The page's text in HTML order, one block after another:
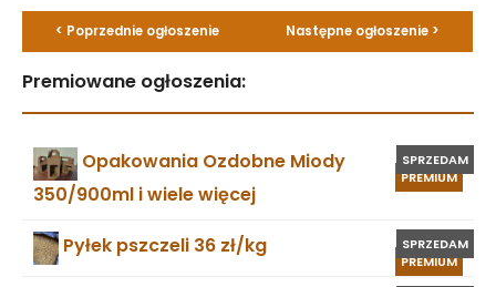
< Poprzednie ogłoszenie Następne ogłoszenie >
Premiowane ogłoszenia:
PREMIUM
SPRZEDAM
Opakowania Ozdobne Miody
350/900ml i wiele więcej
PREMIUM
SPRZEDAM
Pyłek pszczeli 36 zł/kg